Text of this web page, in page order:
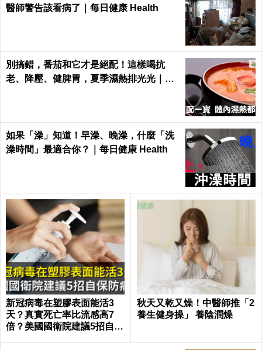
醫師警告該看病了｜每日健康 Health
別搞錯，番茄和它才是絕配！這樣喝抗
老、降壓、健脾胃，夏季濕熱排光光｜每
如果「澡」知道！早澡、晚澡，什麼「洗
澡時間」最適合你？｜每日健康 Health
新冠病毒在塑膠表面能活3
天？真實死亡率比流感高7
倍？美國國衛院建議5招自保
秋天又乾又燥！中醫師推「2
養生健身操」 養陰潤燥